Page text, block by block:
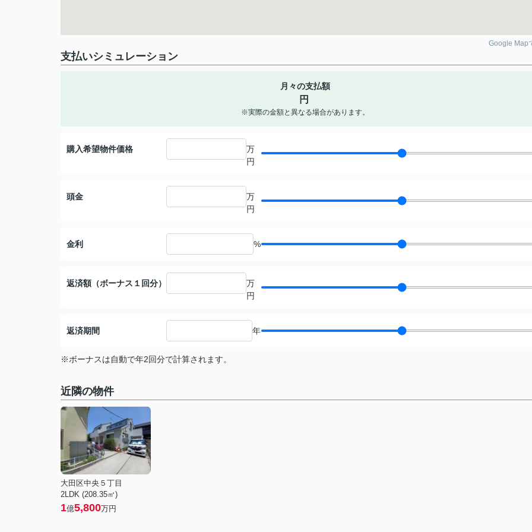
Google Map
支払いシミュレーション
月々の支払額
円
※実際の金額と異なる場合があります。
購入希望物件価格
万
円
頭金
万
円
金利 %
返済額（ボーナス１回分）
万
円
返済期間 年
※ボーナスは自動で年2回分で計算されます。
近隣の物件
大田区中央５丁目
2LDK (208.35㎡)
1億5,800万円